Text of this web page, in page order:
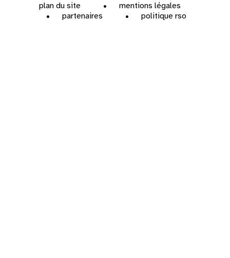
plan du site
mentions légales
partenaires
politique rso